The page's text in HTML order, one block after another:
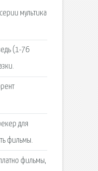
мультика
(1-76
для
фильмы.
фильмы,